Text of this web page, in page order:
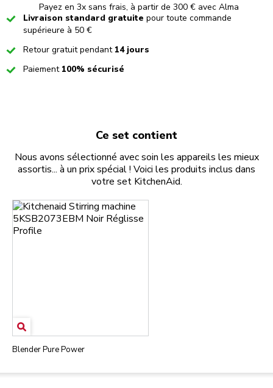
Payez en 3x sans frais, à partir de 300 € avec Alma
CheckedLivraison standard gratuite pour toute commande
supérieure à 50 €
CheckedRetour gratuit pendant 14 jours
CheckedPaiement 100% sécurisé
Ce set contient
Nous avons sélectionné avec soin les appareils les mieux
assortis... à un prix spécial ! Voici les produits inclus dans
votre set KitchenAid.
Blender Pure Power